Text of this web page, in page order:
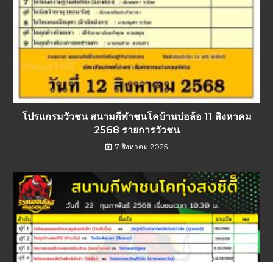
โปรแกรมวัวชน สนามกีฬาชนโคบ้านบ่อล้อ 11 สิงหาคม
2568 รายการวัวชน
7 สิงหาคม 2025